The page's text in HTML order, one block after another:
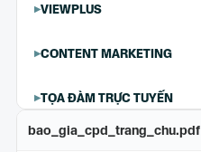
VIEWPLUS
CONTENT MARKETING
TỌA ĐÀM TRỰC TUYẾN
TÀI TRỢ CUỘC THI
bao_gia_cpd_trang_chu.pdf